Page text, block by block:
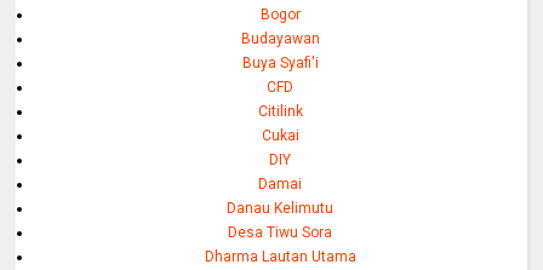
Bogor
Budayawan
Buya Syafi'i
CFD
Citilink
Cukai
DIY
Damai
Danau Kelimutu
Desa Tiwu Sora
Dharma Lautan Utama